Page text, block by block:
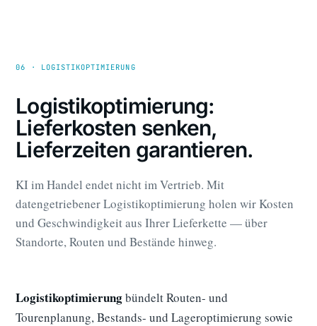
06 · LOGISTIKOPTIMIERUNG
Logistikoptimierung:
Lieferkosten senken,
Lieferzeiten garantieren.
KI im Handel endet nicht im Vertrieb. Mit
datengetriebener Logistikoptimierung holen wir Kosten
und Geschwindigkeit aus Ihrer Lieferkette — über
Standorte, Routen und Bestände hinweg.
Logistikoptimierungbündelt Routen- und
Tourenplanung, Bestands- und Lageroptimierung sowie